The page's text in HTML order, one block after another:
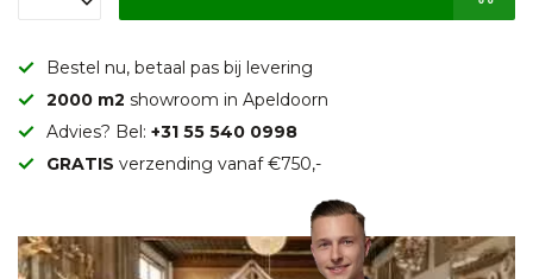
Bestel nu, betaal pas bij levering
2000 m2 showroom in Apeldoorn
Advies? Bel: +31 55 540 0998
GRATIS verzending vanaf €750,-